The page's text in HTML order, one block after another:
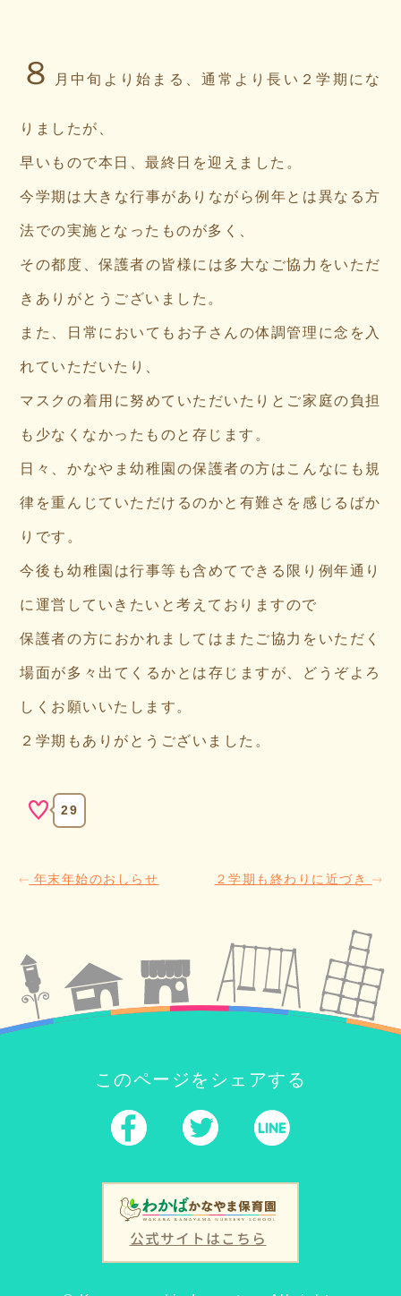
８ 月中旬より始まる、通常より長い２学期にな
りましたが、
早いもので本日、最終日を迎えました。
今学期は大きな行事がありながら例年とは異なる方
法での実施となったものが多く、
その都度、保護者の皆様には多大なご協力をいただ
きありがとうございました。
また、日常においてもお子さんの体調管理に念を入
れていただいたり、
マスクの着用に努めていただいたりとご家庭の負担
も少なくなかったものと存じます。
日々、かなやま幼稚園の保護者の方はこんなにも規
律を重んじていただけるのかと有難さを感じるばか
りです。
今後も幼稚園は行事等も含めてできる限り例年通り
に運営していきたいと考えておりますので
保護者の方におかれましてはまたご協力をいただく
場面が多々出てくるかとは存じますが、どうぞよろ
しくお願いいたします。
２学期もありがとうございました。
29
年末年始のおしらせ ２学期も終わりに近づき
このページをシェアする
公式サイトはこちら